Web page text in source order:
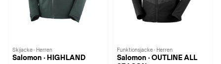
Skijacke · Herren
Salomon · HIGHLAND
Funktionsjacke · Herren
Salomon · OUTLINE ALL